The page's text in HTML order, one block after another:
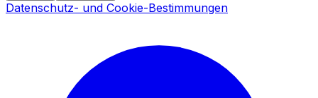
Datenschutz- und Cookie-Bestimmungen